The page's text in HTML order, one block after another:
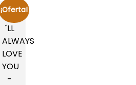
¡Oferta!